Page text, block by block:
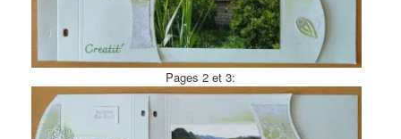
Pages 2 et 3: